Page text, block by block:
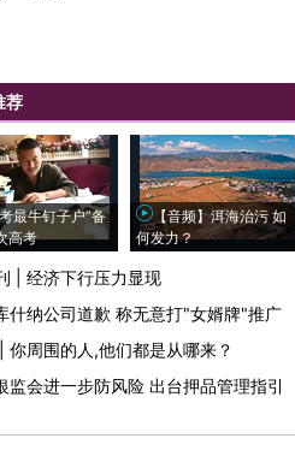
荐
最牛钉子户”备
高考
【音频】洱海治污 如
何发力？
经济下行压力显现
什纳公司道歉 称无意打"女婿牌"推广
你周围的人,他们都是从哪来？
监会进一步防风险 出台押品管理指引